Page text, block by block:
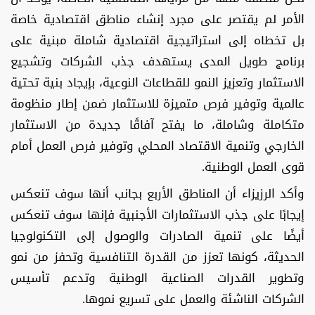
الأمر لم يقتصر على مجرد إنشاء مناطق اقتصادية خاصة
بل تخطاه إلى استراتيجية اقتصادية شاملة مبنية على
برنامج طويل المدى يستهدف جذب الشركات وتشجيع
الاستثمار وتعزيز النمو للقطاعات النوعية، بإيجاد بنية تحتية
عالمية وتوفير فرص متميزة للاستثمار ضمن إطار منظومة
متكاملة وشاملة، ما يفتح آفاقًا جديدة من الاستثمار
الخارجي وتنمية الاقتصاد المحلي وتوفير فرص العمل أمام
قوى العمل الوطنية.
وأكد الرزيزاء أن المناطق الأربع بجانب أنها سوف تنعكس
إيجابًا على جذب الاستثمارات الأجنبية فإنها سوف تنعكس
أيضًا على تنمية الصادرات والوصول إلى التكنولوجيا
الحديثة، كونها تعزز من القدرة التنافسية وتحفز من نمو
وتطوير القدرات الصناعية الوطنية وتدعم تأسيس
الشركات الناشئة والعمل على تسريع نموها.